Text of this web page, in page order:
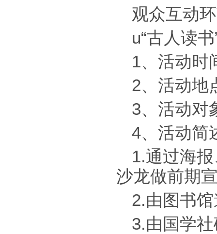
观众互动
u“古人读
1、活动时
2、活动地
3、活动对
4、活动简
1.通过海
沙龙做前期
2.由图书
3.由国学